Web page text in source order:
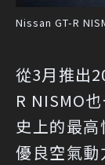
Nissan GT-R
從3月推出
R NISMO
史上的最高
優良空氣